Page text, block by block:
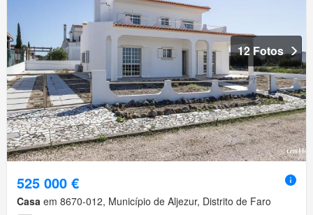
12 Fotos
525 000 €
Casa em 8670-012, Município de Aljezur, Distrito de Faro